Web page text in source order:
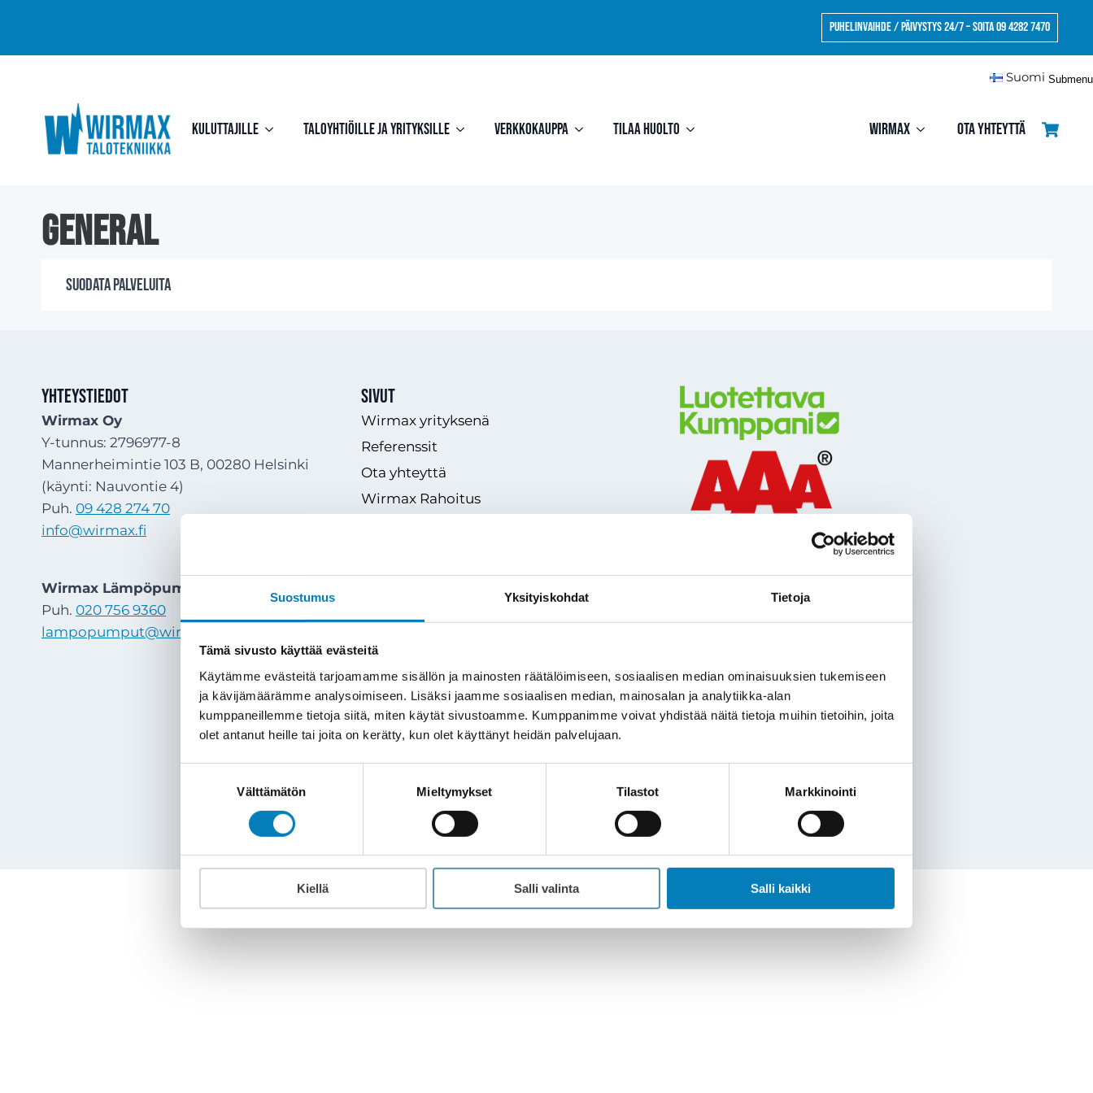
Suostumus Yksityiskohdat Tietoja
Tämä sivusto käyttää evästeitä
Käytämme evästeitä tarjoamamme sisällön ja mainosten räätälöimiseen, sosiaalisen median ominaisuuksien tukemiseen
ja kävijämäärämme analysoimiseen. Lisäksi jaamme sosiaalisen median, mainosalan ja analytiikka-alan
kumppaneillemme tietoja siitä, miten käytät sivustoamme. Kumppanimme voivat yhdistää näitä tietoja muihin tietoihin, joita
olet antanut heille tai joita on kerätty, kun olet käyttänyt heidän palvelujaan.
Välttämätön Mieltymykset Tilastot Markkinointi
Kiellä Salli valinta Salli kaikki
Puhelinvaihde / Päivystys 24/7 – Soita 09 4282 7470
Suomi
Kuluttajille Taloyhtiöille ja yrityksille Verkkokauppa Tilaa huolto Wirmax Ota yhteyttä
General
Suodata palveluita
Yhteystiedot
Wirmax Oy
Y-tunnus: 2796977-8
Mannerheimintie 103 B, 00280 Helsinki
(käynti: Nauvontie 4)
Puh. 09 428 274 70
info@wirmax.fi
Wirmax Lämpöpumput Oy
Puh. 020 756 9360
lampopumput@wirmax.fi
Sivut
Wirmax yrityksenä
Referenssit
Ota yhteyttä
Wirmax Rahoitus
Blogi
Tietosuojaseloste
Tilaus- ja toimitusehdot
© 2026 Wirmax.fi Kohti digitaalista menestystä - kumppaninamme Resaco